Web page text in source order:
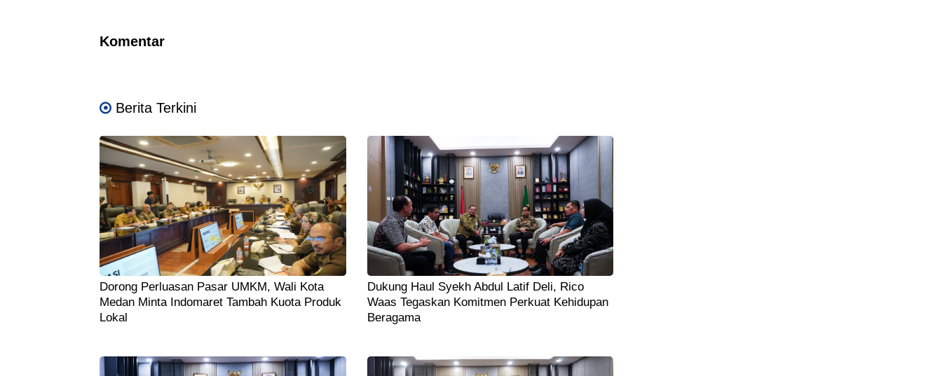
Komentar
Berita Terkini
Dorong Perluasan Pasar UMKM, Wali Kota
Medan Minta Indomaret Tambah Kuota Produk
Lokal
Dukung Haul Syekh Abdul Latif Deli, Rico
Waas Tegaskan Komitmen Perkuat Kehidupan
Beragama